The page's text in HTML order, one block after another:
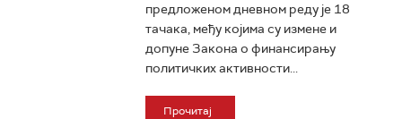
предложеном дневном реду је 18
тачака, међу којима су измене и
допуне Закона о финансирању
политичких активности...
Прочитај